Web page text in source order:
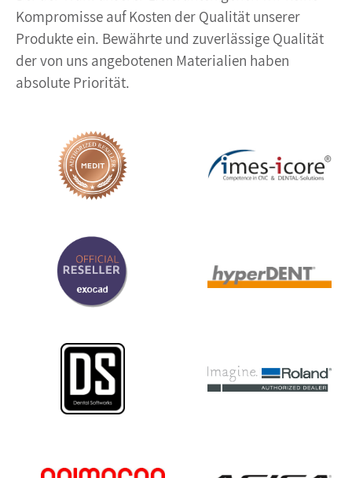
Kompromisse auf Kosten der Qualität unserer
Produkte ein. Bewährte und zuverlässige Qualität
der von uns angebotenen Materialien haben
absolute Priorität.